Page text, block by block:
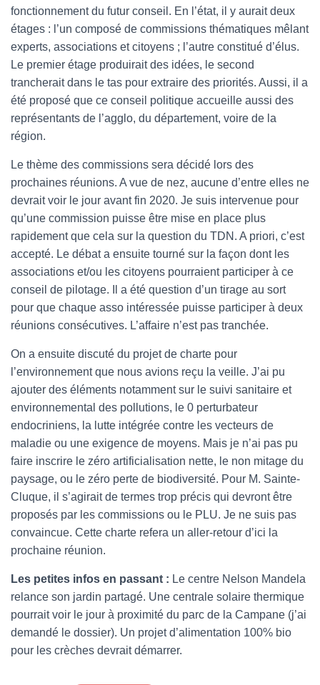
fonctionnement du futur conseil. En l’état, il y aurait deux
étages : l’un composé de commissions thématiques mêlant
experts, associations et citoyens ; l’autre constitué d’élus.
Le premier étage produirait des idées, le second
trancherait dans le tas pour extraire des priorités. Aussi, il a
été proposé que ce conseil politique accueille aussi des
représentants de l’agglo, du département, voire de la
région.
Le thème des commissions sera décidé lors des
prochaines réunions. A vue de nez, aucune d’entre elles ne
devrait voir le jour avant fin 2020. Je suis intervenue pour
qu’une commission puisse être mise en place plus
rapidement que cela sur la question du TDN. A priori, c’est
accepté. Le débat a ensuite tourné sur la façon dont les
associations et/ou les citoyens pourraient participer à ce
conseil de pilotage. Il a été question d’un tirage au sort
pour que chaque asso intéressée puisse participer à deux
réunions consécutives. L’affaire n’est pas tranchée.
On a ensuite discuté du projet de charte pour
l’environnement que nous avions reçu la veille. J’ai pu
ajouter des éléments notamment sur le suivi sanitaire et
environnemental des pollutions, le 0 perturbateur
endocriniens, la lutte intégrée contre les vecteurs de
maladie ou une exigence de moyens. Mais je n’ai pas pu
faire inscrire le zéro artificialisation nette, le non mitage du
paysage, ou le zéro perte de biodiversité. Pour M. Sainte-
Cluque, il s’agirait de termes trop précis qui devront être
proposés par les commissions ou le PLU. Je ne suis pas
convaincue. Cette charte refera un aller-retour d’ici la
prochaine réunion.
Les petites infos en passant : Le centre Nelson Mandela
relance son jardin partagé. Une centrale solaire thermique
pourrait voir le jour à proximité du parc de la Campane (j’ai
demandé le dossier). Un projet d’alimentation 100% bio
pour les crèches devrait démarrer.